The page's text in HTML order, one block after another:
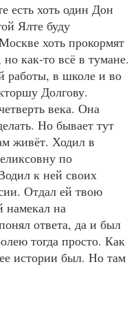
есть хоть один Дон
Ялте буду
хоть прокормят
как-то всё в тумане.
работы, в школе и во
Долгову.
века. Она
Но бывает тут
живёт. Ходил в
по
к ней своих
Отдал ей твою
на
ответа, да и был
тогда просто. Как
истории был. Но там